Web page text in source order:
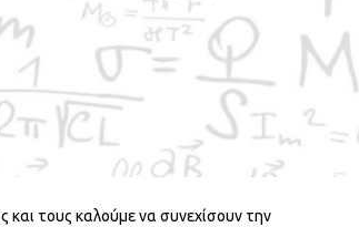
Πιερία και την Αττική.
βραβευτούν σε ειδική εκδήλωση,
και τους καλούμε να συνεχίσουν την